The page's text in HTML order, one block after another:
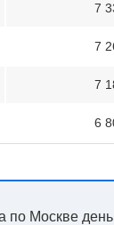
7
7
7
6
по Москве